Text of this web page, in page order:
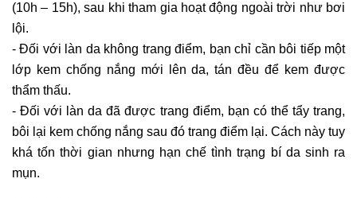
(10h – 15h), sau khi tham gia hoạt động ngoài trời như bơi
lội.
- Đối với làn da không trang điểm, bạn chỉ cần bôi tiếp một
lớp kem chống nắng mới lên da, tán đều để kem được
thẩm thấu.
- Đối với làn da đã được trang điểm, bạn có thể tẩy trang,
bôi lại kem chống nắng sau đó trang điểm lại. Cách này tuy
khá tốn thời gian nhưng hạn chế tình trạng bí da sinh ra
mụn.